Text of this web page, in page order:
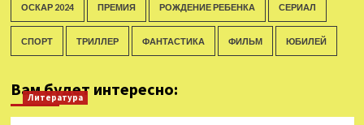
ОСКАР 2024 ПРЕМИЯ РОЖДЕНИЕ РЕБЕНКА СЕРИАЛ
СПОРТ ТРИЛЛЕР ФАНТАСТИКА ФИЛЬМ ЮБИЛЕЙ
Вам будет интересно:
Литература